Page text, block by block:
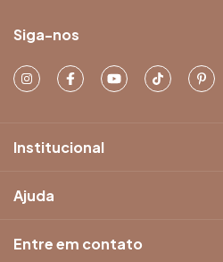
Siga-nos
Institucional
Ajuda
Entre em contato